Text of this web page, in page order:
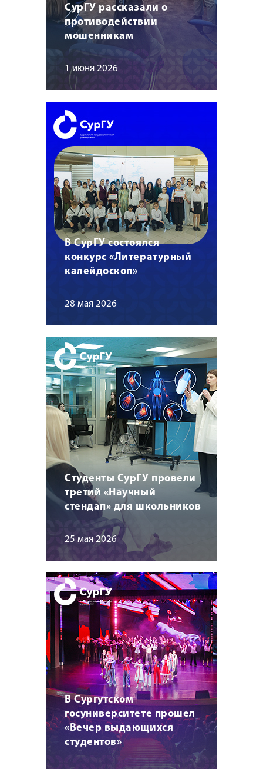
СурГУ рассказали о
противодействии
мошенникам
1 июня 2026
В СурГУ состоялся
конкурс «Литературный
калейдоскоп»
28 мая 2026
Студенты СурГУ провели
третий «Научный
стендап» для школьников
25 мая 2026
В Сургутском
госуниверситете прошел
«Вечер выдающихся
студентов»